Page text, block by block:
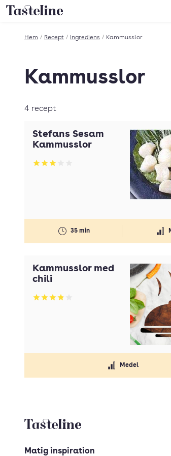
Till Tastelines startsida
Hem / Recept / Ingrediens / Kammusslor
Kammusslor
4 recept
Stefans Sesam
Kammusslor
Betyg: 3 av 5
35 min
Kammusslor med
chili
Betyg: 3.88 av 5
Medel
Tasteline startsida
Matig inspiration